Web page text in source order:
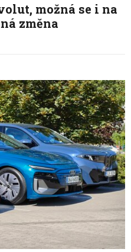
možná se i na
změna